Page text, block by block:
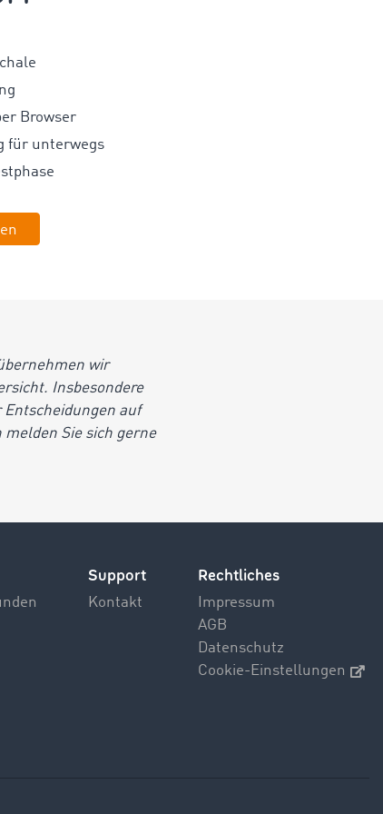
Browser
für unterwegs
wir
Insbesondere
auf
Sie sich gerne
Support
Kontakt
Rechtliches
Impressum
AGB
Datenschutz
Cookie-Einstellungen